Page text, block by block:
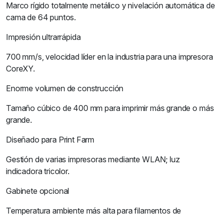
Marco rígido totalmente metálico y nivelación automática de
cama de 64 puntos.
Impresión ultrarrápida
700 mm/s, velocidad líder en la industria para una impresora
CoreXY.
Enorme volumen de construcción
Tamaño cúbico de 400 mm para imprimir más grande o más
grande.
Diseñado para Print Farm
Gestión de varias impresoras mediante WLAN; luz
indicadora tricolor.
Gabinete opcional
Temperatura ambiente más alta para filamentos de